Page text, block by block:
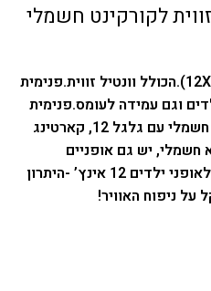
פנימית
וגם עמידה לעומס.פנימית
12X2.5 אינץ’ נפוצה בקורקינט חשמלי עם גלגל 12, קארטינג
חשמלי, יש גם אופניים
מתאים גם לאופני ילדים 12 אינץ’ -היתרון
על ניפוח האוויר!